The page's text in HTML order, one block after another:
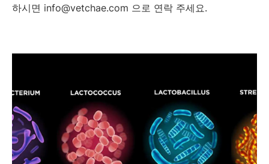
하시면 info@vetchae.com 으로 연락 주세요.